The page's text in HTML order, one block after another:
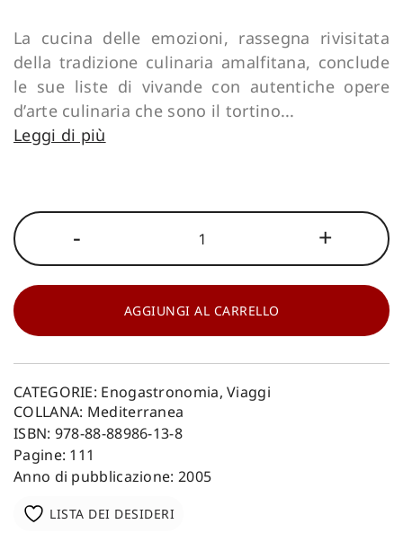
La cucina delle emozioni, rassegna rivisitata
della tradizione culinaria amalfitana, conclude
le sue liste di vivande con autentiche opere
d’arte culinaria che sono il tortino...
Leggi di più
-
cucina
emozioni
quantità
+
AGGIUNGI AL CARRELLO
CATEGORIE: Enogastronomia,Viaggi
COLLANA: Mediterranea
ISBN: 978-88-88986-13-8
Pagine: 111
Anno di pubblicazione: 2005
LISTA DEI DESIDERI